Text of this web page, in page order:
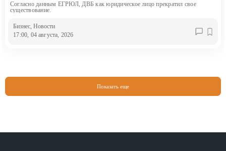
Согласно данным ЕГРЮЛ, ДВБ как юридическое лицо прекратил свое
существование.
Бизнес, Новости
17:00, 04 августа, 2026
Показать еще